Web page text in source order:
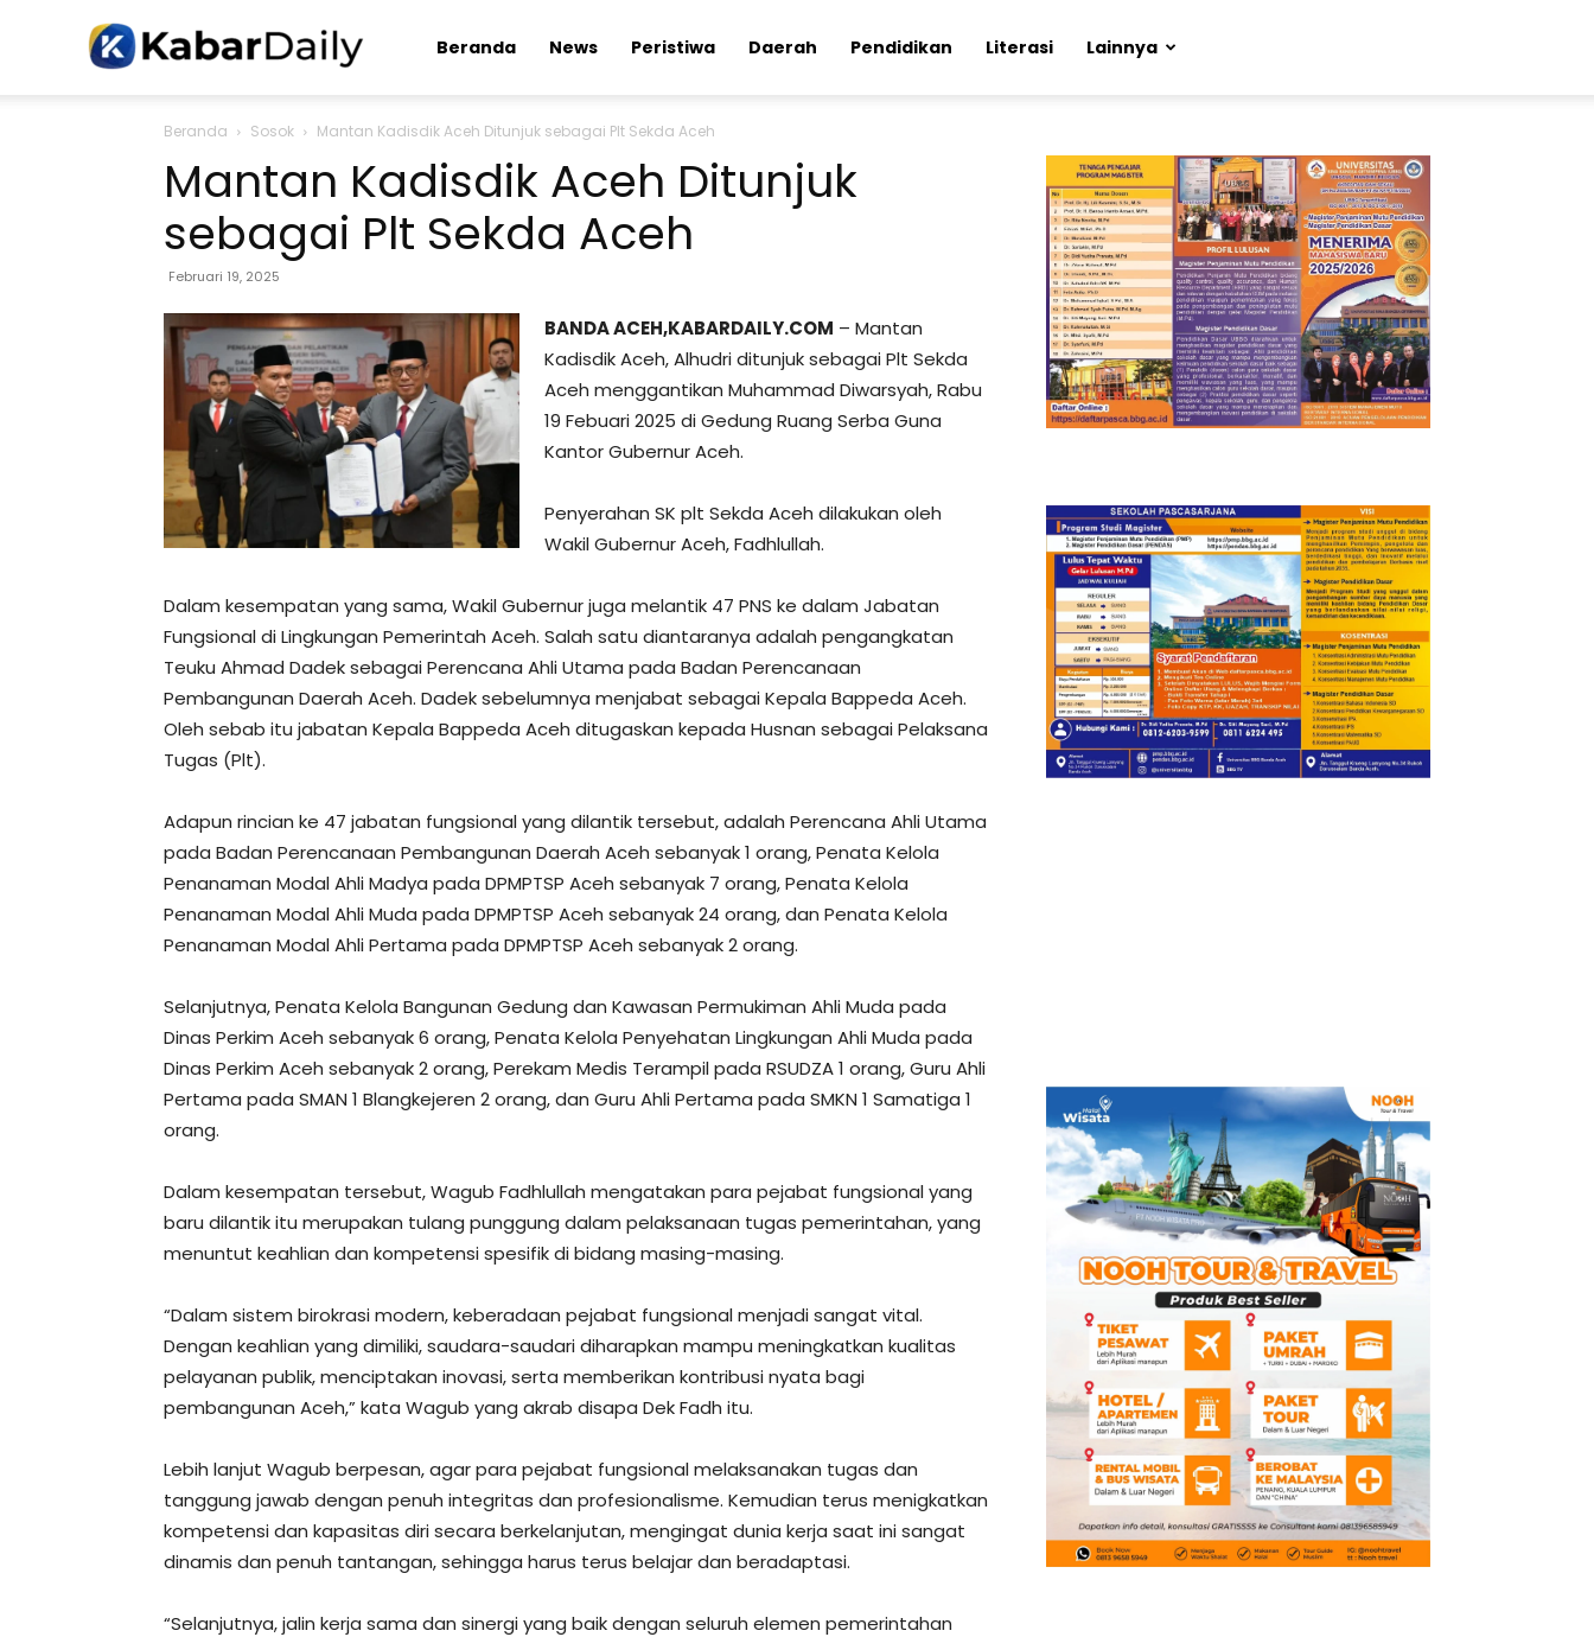
Kabardaily.com
Beranda News Peristiwa Daerah Pendidikan Literasi Lainnya
Beranda Sosok Mantan Kadisdik Aceh Ditunjuk sebagai Plt Sekda Aceh
Mantan Kadisdik Aceh Ditunjuk
sebagai Plt Sekda Aceh
Februari 19, 2025
BANDA ACEH,KABARDAILY.COM – Mantan
Kadisdik Aceh, Alhudri ditunjuk sebagai Plt Sekda
Aceh menggantikan Muhammad Diwarsyah, Rabu
19 Febuari 2025 di Gedung Ruang Serba Guna
Kantor Gubernur Aceh.
Penyerahan SK plt Sekda Aceh dilakukan oleh
Wakil Gubernur Aceh, Fadhlullah.
Dalam kesempatan yang sama, Wakil Gubernur juga melantik 47 PNS ke dalam Jabatan
Fungsional di Lingkungan Pemerintah Aceh. Salah satu diantaranya adalah pengangkatan
Teuku Ahmad Dadek sebagai Perencana Ahli Utama pada Badan Perencanaan
Pembangunan Daerah Aceh. Dadek sebelumnya menjabat sebagai Kepala Bappeda Aceh.
Oleh sebab itu jabatan Kepala Bappeda Aceh ditugaskan kepada Husnan sebagai Pelaksana
Tugas (Plt).
Adapun rincian ke 47 jabatan fungsional yang dilantik tersebut, adalah Perencana Ahli Utama
pada Badan Perencanaan Pembangunan Daerah Aceh sebanyak 1 orang, Penata Kelola
Penanaman Modal Ahli Madya pada DPMPTSP Aceh sebanyak 7 orang, Penata Kelola
Penanaman Modal Ahli Muda pada DPMPTSP Aceh sebanyak 24 orang, dan Penata Kelola
Penanaman Modal Ahli Pertama pada DPMPTSP Aceh sebanyak 2 orang.
Selanjutnya, Penata Kelola Bangunan Gedung dan Kawasan Permukiman Ahli Muda pada
Dinas Perkim Aceh sebanyak 6 orang, Penata Kelola Penyehatan Lingkungan Ahli Muda pada
Dinas Perkim Aceh sebanyak 2 orang, Perekam Medis Terampil pada RSUDZA 1 orang, Guru Ahli
Pertama pada SMAN 1 Blangkejeren 2 orang, dan Guru Ahli Pertama pada SMKN 1 Samatiga 1
orang.
Dalam kesempatan tersebut, Wagub Fadhlullah mengatakan para pejabat fungsional yang
baru dilantik itu merupakan tulang punggung dalam pelaksanaan tugas pemerintahan, yang
menuntut keahlian dan kompetensi spesifik di bidang masing-masing.
“Dalam sistem birokrasi modern, keberadaan pejabat fungsional menjadi sangat vital.
Dengan keahlian yang dimiliki, saudara-saudari diharapkan mampu meningkatkan kualitas
pelayanan publik, menciptakan inovasi, serta memberikan kontribusi nyata bagi
pembangunan Aceh,” kata Wagub yang akrab disapa Dek Fadh itu.
Lebih lanjut Wagub berpesan, agar para pejabat fungsional melaksanakan tugas dan
tanggung jawab dengan penuh integritas dan profesionalisme. Kemudian terus menigkatkan
kompetensi dan kapasitas diri secara berkelanjutan, mengingat dunia kerja saat ini sangat
dinamis dan penuh tantangan, sehingga harus terus belajar dan beradaptasi.
“Selanjutnya, jalin kerja sama dan sinergi yang baik dengan seluruh elemen pemerintahan